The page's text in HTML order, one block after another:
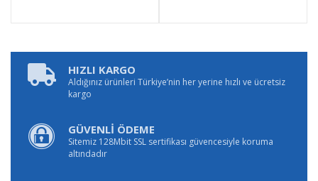
HIZLI KARGO
Aldığınız ürünleri Türkiye’nin her yerine hızlı ve ücretsiz
kargo
GÜVENLİ ÖDEME
Sitemiz 128Mbit SSL sertifikası güvencesiyle koruma
altındadır